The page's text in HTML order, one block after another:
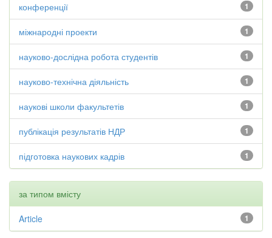
1
конференції
1
міжнародні проекти
1
науково-дослідна робота студентів
1
науково-технічна діяльність
1
наукові школи факультетів
1
публікація результатів НДР
1
підготовка наукових кадрів
за типом вмісту
1
Article